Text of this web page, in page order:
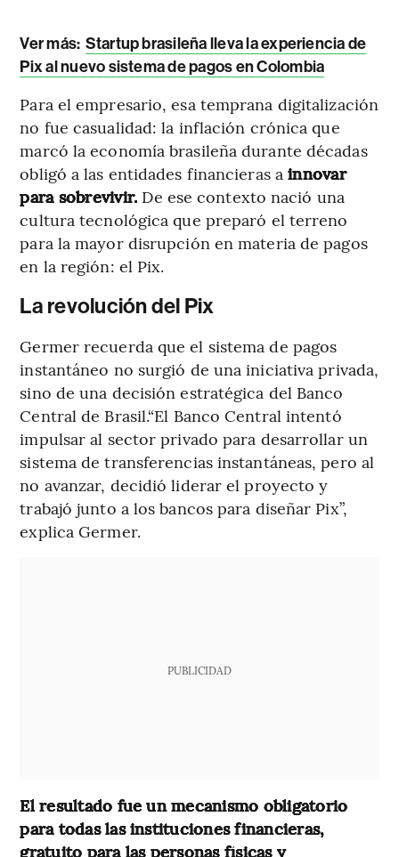
Ver más: Startup brasileña lleva la experiencia de
Pix al nuevo sistema de pagos en Colombia
Para el empresario, esa temprana digitalización
no fue casualidad: la inflación crónica que
marcó la economía brasileña durante décadas
obligó a las entidades financieras a innovar
para sobrevivir. De ese contexto nació una
cultura tecnológica que preparó el terreno
para la mayor disrupción en materia de pagos
en la región: el Pix.
La revolución del Pix
Germer recuerda que el sistema de pagos
instantáneo no surgió de una iniciativa privada,
sino de una decisión estratégica del Banco
Central de Brasil.“El Banco Central intentó
impulsar al sector privado para desarrollar un
sistema de transferencias instantáneas, pero al
no avanzar, decidió liderar el proyecto y
trabajó junto a los bancos para diseñar Pix”,
explica Germer.
PUBLICIDAD
El resultado fue un mecanismo obligatorio
para todas las instituciones financieras,
gratuito para las personas físicas y